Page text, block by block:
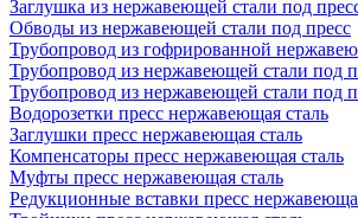
Заглушка из нержавеющей стали под
Обводы из нержавеющей стали под пресс
Трубопровод из гофрированной
Трубопровод из нержавеющей стали под
Трубопровод из нержавеющей стали под
Водорозетки пресс нержавеющая сталь
Заглушки пресс нержавеющая сталь
Компенсаторы пресс нержавеющая сталь
Муфты пресс нержавеющая сталь
Редукционные вставки пресс